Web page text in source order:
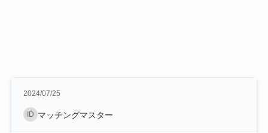
2024/07/25
ID マッチングマスター